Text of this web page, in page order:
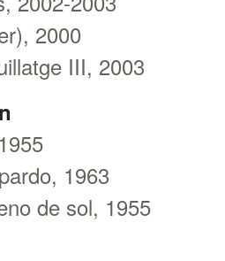
2000
III, 2003
1963
de sol, 1955